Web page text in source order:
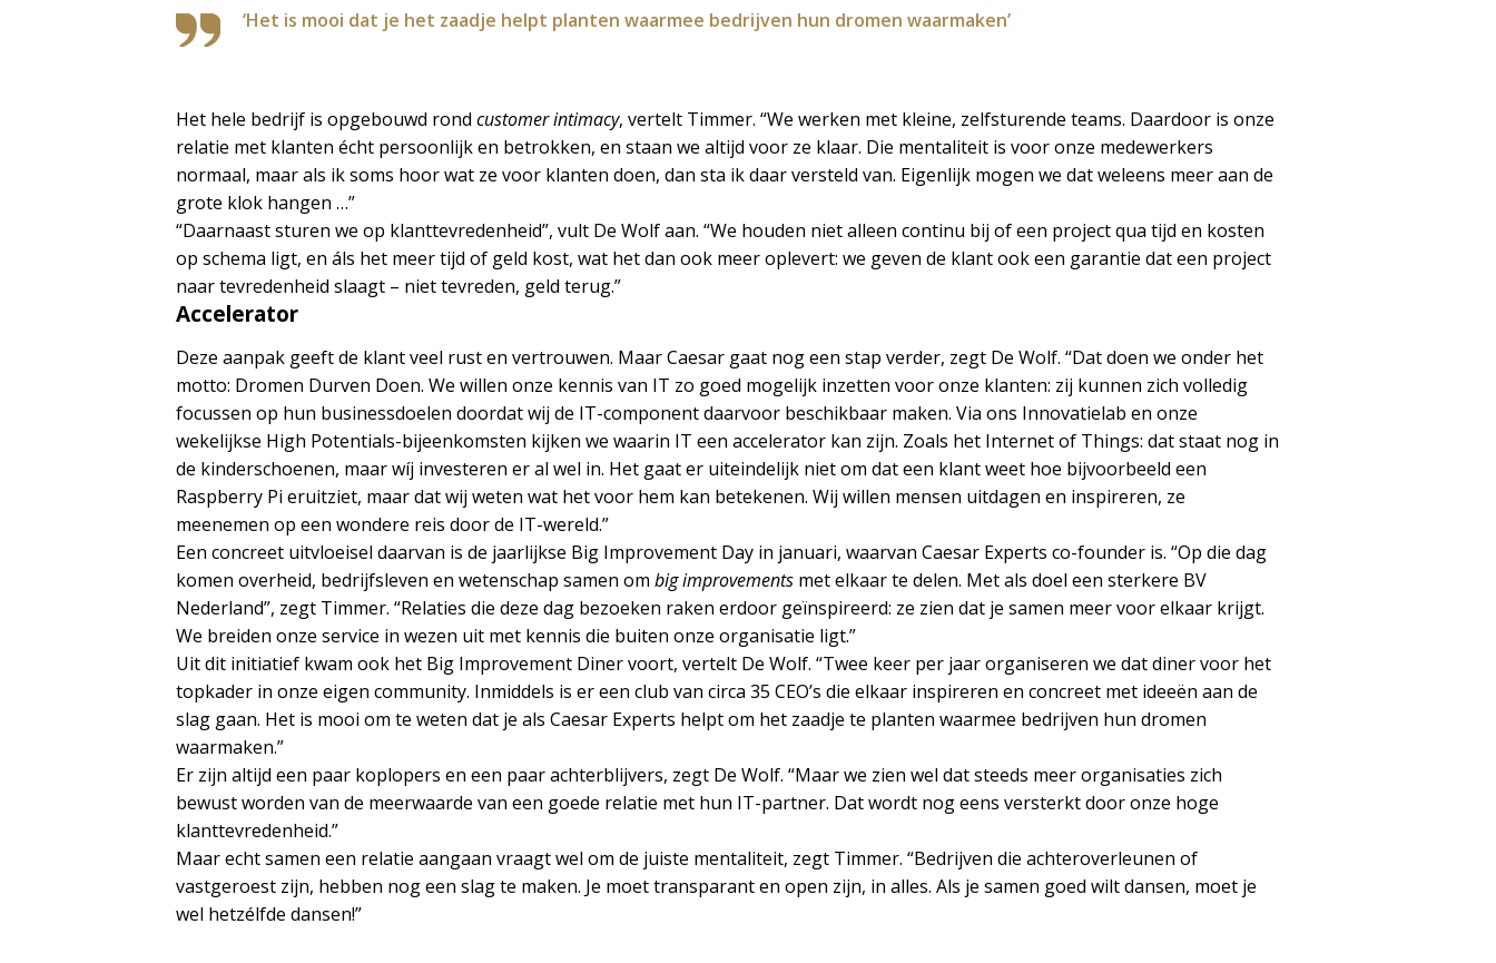
‘Het is mooi dat je het zaadje helpt planten waarmee bedrijven hun dromen waarmaken’
Het hele bedrijf is opgebouwd rond customer intimacy, vertelt Timmer. “We werken met kleine, zelfsturende teams. Daardoor is onze
relatie met klanten écht persoonlijk en betrokken, en staan we altijd voor ze klaar. Die mentaliteit is voor onze medewerkers
normaal, maar als ik soms hoor wat ze voor klanten doen, dan sta ik daar versteld van. Eigenlijk mogen we dat weleens meer aan de
grote klok hangen …”
“Daarnaast sturen we op klanttevredenheid”, vult De Wolf aan. “We houden niet alleen continu bij of een project qua tijd en kosten
op schema ligt, en áls het meer tijd of geld kost, wat het dan ook meer oplevert: we geven de klant ook een garantie dat een project
naar tevredenheid slaagt – niet tevreden, geld terug.”
Accelerator
Deze aanpak geeft de klant veel rust en vertrouwen. Maar Caesar gaat nog een stap verder, zegt De Wolf. “Dat doen we onder het
motto: Dromen Durven Doen. We willen onze kennis van IT zo goed mogelijk inzetten voor onze klanten: zij kunnen zich volledig
focussen op hun businessdoelen doordat wij de IT-component daarvoor beschikbaar maken. Via ons Innovatielab en onze
wekelijkse High Potentials-bijeenkomsten kijken we waarin IT een accelerator kan zijn. Zoals het Internet of Things: dat staat nog in
de kinderschoenen, maar wíj investeren er al wel in. Het gaat er uiteindelijk niet om dat een klant weet hoe bijvoorbeeld een
Raspberry Pi eruitziet, maar dat wij weten wat het voor hem kan betekenen. Wij willen mensen uitdagen en inspireren, ze
meenemen op een wondere reis door de IT-wereld.”
Een concreet uitvloeisel daarvan is de jaarlijkse Big Improvement Day in januari, waarvan Caesar Experts co-founder is. “Op die dag
komen overheid, bedrijfsleven en wetenschap samen om big improvementsmet elkaar te delen. Met als doel een sterkere BV
Nederland”, zegt Timmer. “Relaties die deze dag bezoeken raken erdoor geïnspireerd: ze zien dat je samen meer voor elkaar krijgt.
We breiden onze service in wezen uit met kennis die buiten onze organisatie ligt.”
Uit dit initiatief kwam ook het Big Improvement Diner voort, vertelt De Wolf. “Twee keer per jaar organiseren we dat diner voor het
topkader in onze eigen community. Inmiddels is er een club van circa 35 CEO’s die elkaar inspireren en concreet met ideeën aan de
slag gaan. Het is mooi om te weten dat je als Caesar Experts helpt om het zaadje te planten waarmee bedrijven hun dromen
waarmaken.”
Er zijn altijd een paar koplopers en een paar achterblijvers, zegt De Wolf. “Maar we zien wel dat steeds meer organisaties zich
bewust worden van de meerwaarde van een goede relatie met hun IT-partner. Dat wordt nog eens versterkt door onze hoge
klanttevredenheid.”
Maar echt samen een relatie aangaan vraagt wel om de juiste mentaliteit, zegt Timmer. “Bedrijven die achteroverleunen of
vastgeroest zijn, hebben nog een slag te maken. Je moet transparant en open zijn, in alles. Als je samen goed wilt dansen, moet je
wel hetzélfde dansen!”